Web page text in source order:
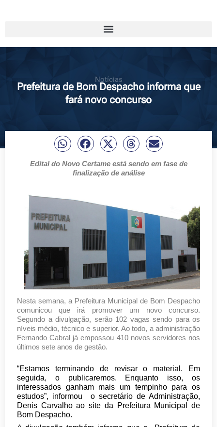
Notícias
Prefeitura de Bom Despacho informa que
fará novo concurso
Edital do Novo Certame está sendo em fase de
finalização de análise
Nesta semana, a Prefeitura Municipal de Bom Despacho
comunicou que irá promover um novo concurso.
Segundo a divulgação, serão 102 vagas sendo para os
níveis médio, técnico e superior. Ao todo, a administração
Fernando Cabral já empossou 410 novos servidores nos
últimos sete anos de gestão.
“Estamos terminando de revisar o material. Em
seguida, o publicaremos. Enquanto isso, os
interessados ganham mais um tempinho para os
estudos”, informou o secretário de Administração,
Denis Carvalho ao site da Prefeitura Municipal de
Bom Despacho.